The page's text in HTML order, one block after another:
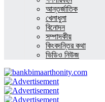
আন্তর্জাতিক
খেলাধুলা
বিনোদন
সম্পাদকীয়
কিংবদন্তির কথা
ভিডিও নিউজ